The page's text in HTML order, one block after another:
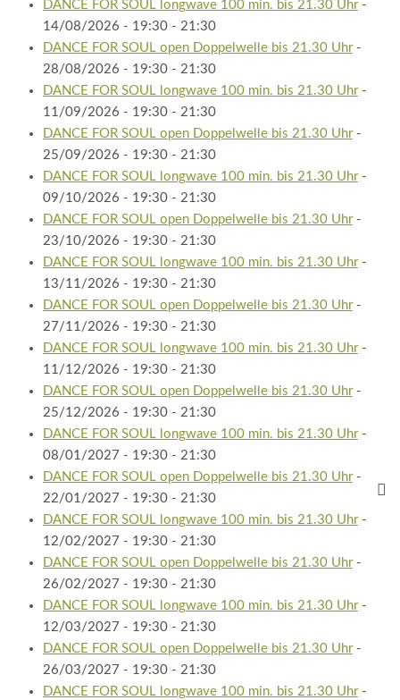
DANCE FOR SOUL longwave 100 min. bis 21.30 Uhr-
14/08/2026 - 19:30 - 21:30
DANCE FOR SOUL open Doppelwelle bis 21.30 Uhr-
28/08/2026 - 19:30 - 21:30
DANCE FOR SOUL longwave 100 min. bis 21.30 Uhr-
11/09/2026 - 19:30 - 21:30
DANCE FOR SOUL open Doppelwelle bis 21.30 Uhr-
25/09/2026 - 19:30 - 21:30
DANCE FOR SOUL longwave 100 min. bis 21.30 Uhr-
09/10/2026 - 19:30 - 21:30
DANCE FOR SOUL open Doppelwelle bis 21.30 Uhr-
23/10/2026 - 19:30 - 21:30
DANCE FOR SOUL longwave 100 min. bis 21.30 Uhr-
13/11/2026 - 19:30 - 21:30
DANCE FOR SOUL open Doppelwelle bis 21.30 Uhr-
27/11/2026 - 19:30 - 21:30
DANCE FOR SOUL longwave 100 min. bis 21.30 Uhr-
11/12/2026 - 19:30 - 21:30
DANCE FOR SOUL open Doppelwelle bis 21.30 Uhr-
25/12/2026 - 19:30 - 21:30
DANCE FOR SOUL longwave 100 min. bis 21.30 Uhr-
08/01/2027 - 19:30 - 21:30
DANCE FOR SOUL open Doppelwelle bis 21.30 Uhr-
22/01/2027 - 19:30 - 21:30
DANCE FOR SOUL longwave 100 min. bis 21.30 Uhr-
12/02/2027 - 19:30 - 21:30
DANCE FOR SOUL open Doppelwelle bis 21.30 Uhr-
26/02/2027 - 19:30 - 21:30
DANCE FOR SOUL longwave 100 min. bis 21.30 Uhr-
12/03/2027 - 19:30 - 21:30
DANCE FOR SOUL open Doppelwelle bis 21.30 Uhr-
26/03/2027 - 19:30 - 21:30
DANCE FOR SOUL longwave 100 min. bis 21.30 Uhr-